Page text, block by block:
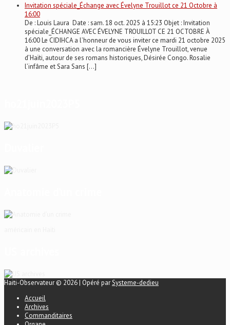
Invitation spéciale_Échange avec Évelyne Trouillot ce 21 Octobre à
16:00
De : Louis Laura Date : sam. 18 oct. 2025 à 15:23 Objet : Invitation
spéciale_ÉCHANGE AVEC ÉVELYNE TROUILLOT CE 21 OCTOBRE À
16:00 Le CIDIHCA a l’honneur de vous inviter ce mardi 21 octobre 2025
à une conversation avec la romancière Évelyne Trouillot, venue
d’Haïti, autour de ses romans historiques, Désirée Congo. Rosalie
l’infâme et Sara Sans […]
Haiti-Observateur © 2026 | Opéré parSysteme-dedieu
Accueil
Archives
Commanditaires